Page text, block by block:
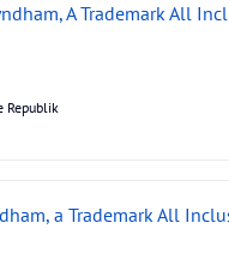
A Trademark All
Republik
a Trademark All